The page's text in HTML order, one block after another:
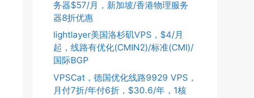
务器$57/月，新加坡/香港物理服务
器8折优惠
lightlayer美国洛杉矶VPS，$4/月
起，线路有优化(CMIN2)/标准(CMI)/
国际BGP
VPSCat，德国优化线路9929 VPS，
月付7折/年付6折，$30.6/年，1核